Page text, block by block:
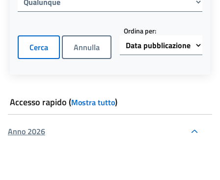
Ordina per:
Accesso rapido(Mostra tutto)
Anno 2026